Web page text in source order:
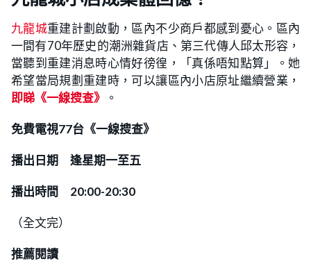
九龍城重建計劃啟動，區內不少商戶都感到憂心。區內
一間有70年歷史的潮洲雜貨店、第三代傳人邱太形容，
當聽到重建消息時心情好徬徨，「真係唔知點算」。她
希望當局規劃重建時，可以讓區內小店原址繼續營業，
即睇《一線搜查》
。
免費電視77台《一線搜查》
播出日期 逢星期一至五
播出時間 20:00-20:30
（全文完）
推薦閱讀